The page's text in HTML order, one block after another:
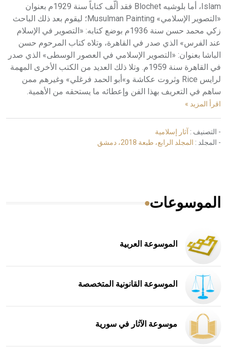
Islam، أما بلوشيه Blochet فقد ألّف كتاباً سنة 1929م بعنوان
«التصوير الإسلامي» Musulman Painting؛ ليقوم بعد ذلك الباحث
زكي محمد حسن سنة 1936م بوضع كتابه: «التصوير في الإسلام
عند الفرس» الذي صدر في القاهرة، وتلاه كتاب المرحوم حسن
الباشا بعنوان: «التصوير الإسلامي في العصور الوسطى» الذي صدر
في القاهرة سنة 1959م. وتلا ذلك العديد من الكتب الأخرى المهمة
لرايس Rice وثروت عكاشة و»أبو الحمد فرغلي» وغيرهم ممن
ساهم في التعريف بهذا الفن وإعطائه ما يستحقه من الأهمية.
اقرأ المزيد »
- التصنيف : آثار إسلامية
- المجلد : المجلد الرابع، طبعة 2018، دمشق
الموسوعات
الموسوعة العربية
الموسوعة القانونية المتخصصة
موسوعة الآثار في سورية